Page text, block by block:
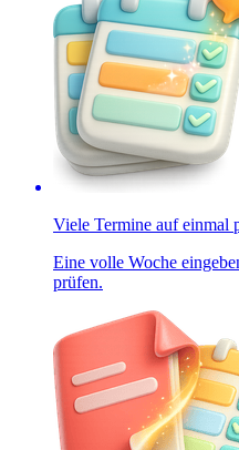
Viele Termine auf einmal
Eine volle Woche
prüfen.